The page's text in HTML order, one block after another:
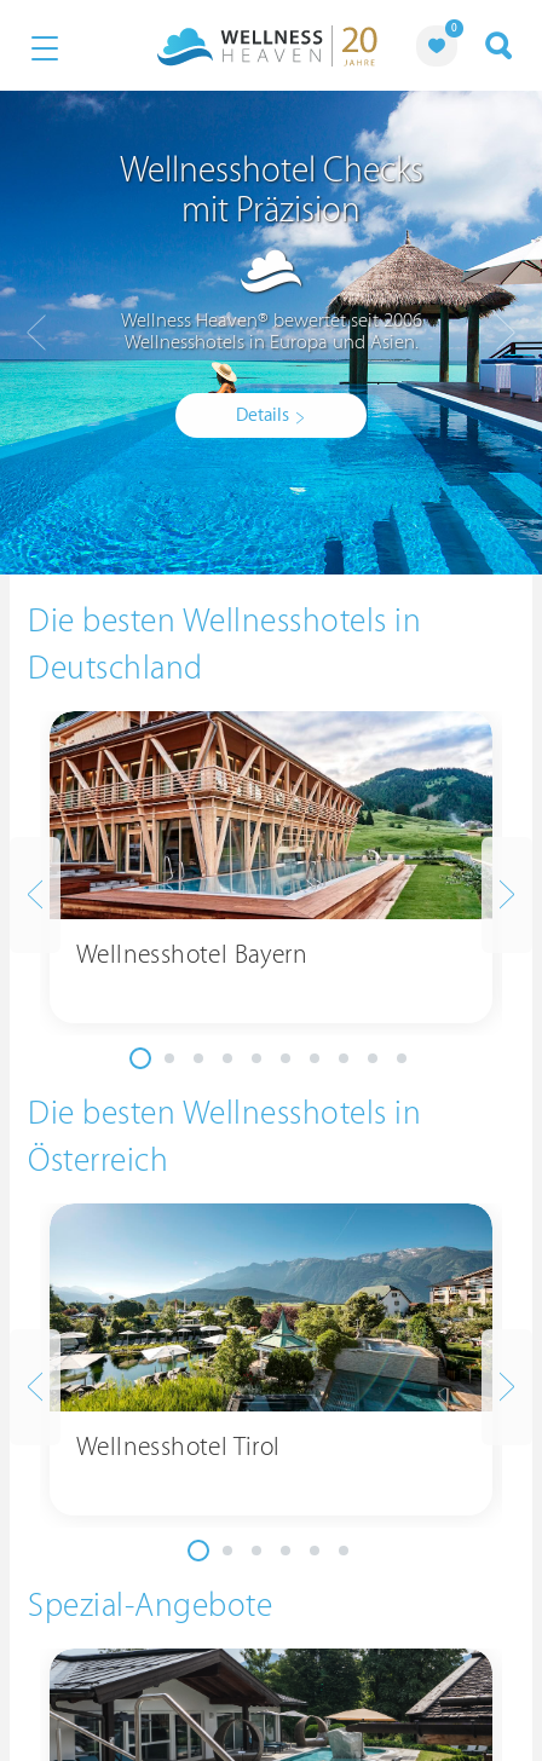
0
Wellnesshotel Checks
mit Präzision
Wellness Heaven® bewertet seit 2006
Wellnesshotels in Europa und Asien.
Details
Die besten Wellnesshotels in
Deutschland
Wellnesshotel Bayern
Die besten Wellnesshotels in
Österreich
Wellnesshotel Tirol
Spezial-Angebote